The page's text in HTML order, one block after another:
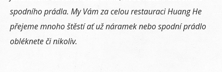
spodního prádla. My Vám za celou restauraci Huang He
přejeme mnoho štěstí ať už náramek nebo spodní prádlo
obléknete či nikoliv.